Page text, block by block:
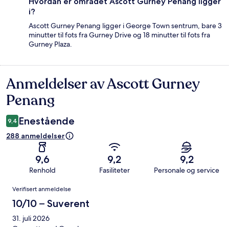
i?
Ascott Gurney Penang ligger i George Town sentrum, bare 3
minutter til fots fra Gurney Drive og 18 minutter til fots fra
Gurney Plaza.
Anmeldelser
Anmeldelser av Ascott Gurney
Penang
9,4 Enestående
288 anmeldelser
9,6
Renhold
9,2
Fasiliteter
9,2
Personale og service
Anmeldelser
Verifisert anmeldelse
10/10 – Suverent
31. juli 2026